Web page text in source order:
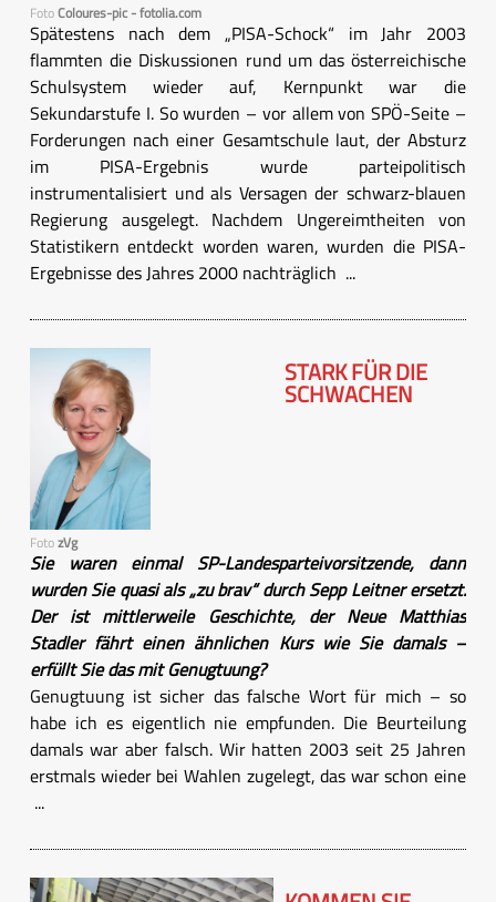
FotoColoures-pic - fotolia.com
Spätestens nach dem „PISA-Schock“ im Jahr 2003
flammten die Diskussionen rund um das österreichische
Schulsystem wieder auf, Kernpunkt war die
Sekundarstufe I. So wurden – vor allem von SPÖ-Seite –
Forderungen nach einer Gesamtschule laut, der Absturz
im PISA-Ergebnis wurde parteipolitisch
instrumentalisiert und als Versagen der schwarz-blauen
Regierung ausgelegt. Nachdem Ungereimtheiten von
Statistikern entdeckt worden waren, wurden die PISA-
Ergebnisse des Jahres 2000 nachträglich ...
FotozVg
STARK FÜR DIE
SCHWACHEN
Sie waren einmal SP-Landesparteivorsitzende, dann
wurden Sie quasi als „zu brav“ durch Sepp Leitner ersetzt.
Der ist mittlerweile Geschichte, der Neue Matthias
Stadler fährt einen ähnlichen Kurs wie Sie damals –
erfüllt Sie das mit Genugtuung?
Genugtuung ist sicher das falsche Wort für mich – so
habe ich es eigentlich nie empfunden. Die Beurteilung
damals war aber falsch. Wir hatten 2003 seit 25 Jahren
erstmals wieder bei Wahlen zugelegt, das war schon eine
...